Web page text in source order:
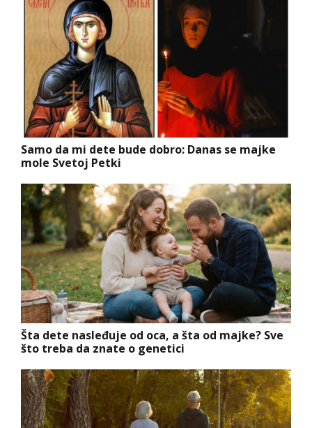
Samo da mi dete bude dobro: Danas se majke
mole Svetoj Petki
Šta dete nasleđuje od oca, a šta od majke? Sve
što treba da znate o genetici